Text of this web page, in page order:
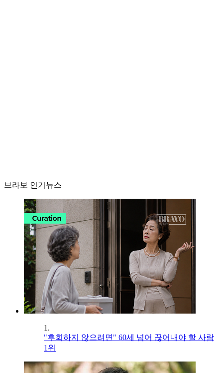
브라보 인기뉴스
1.
"후회하지 않으려면" 60세 넘어 끊어내야 할 사람
1위